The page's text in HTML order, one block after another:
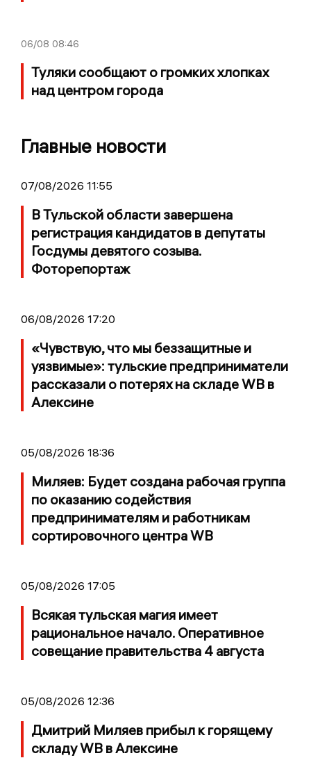
06/08 08:46
Туляки сообщают о громких хлопках
над центром города
Главные новости
07/08/2026 11:55
В Тульской области завершена
регистрация кандидатов в депутаты
Госдумы девятого созыва.
Фоторепортаж
06/08/2026 17:20
«Чувствую, что мы беззащитные и
уязвимые»: тульские предприниматели
рассказали о потерях на складе WB в
Алексине
05/08/2026 18:36
Миляев: Будет создана рабочая группа
по оказанию содействия
предпринимателям и работникам
сортировочного центра WB
05/08/2026 17:05
Всякая тульская магия имеет
рациональное начало. Оперативное
совещание правительства 4 августа
05/08/2026 12:36
Дмитрий Миляев прибыл к горящему
складу WB в Алексине